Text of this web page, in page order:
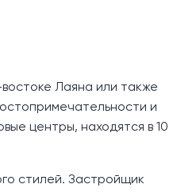
Лаяна или также
и
центры, находятся в 10
стилей. Застройщик